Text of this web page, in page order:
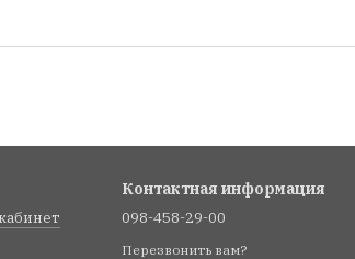
Контактная информация
098-458-29-00
Перезвонить вам?